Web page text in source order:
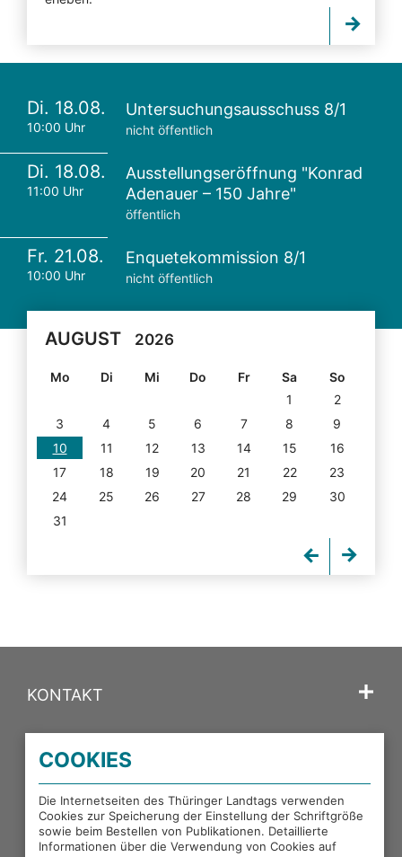
Di. 18.08.
10:00 Uhr
Untersuchungsausschuss 8/1
nicht öffentlich
Di. 18.08.
11:00 Uhr
Ausstellungseröffnung "Konrad
Adenauer – 150 Jahre"
öffentlich
Fr. 21.08.
10:00 Uhr
Enquetekommission 8/1
nicht öffentlich
AUGUST 2026
Mo Di Mi Do Fr Sa
So
1
2
3
4 5 6 7 8
9
10
11 12 13 14 15
16
17
18 19 20 21 22
23
24
25 26 27 28 29
30
31
KONTAKT
PORTALE DES THÜRINGER LANDTAGS
EXTERNE LINKS
COOKIES
Die Internetseiten des Thüringer Landtags verwenden
Cookies zur Speicherung der Einstellung der Schriftgröße
sowie beim Bestellen von Publikationen. Detaillierte
Informationen über die Verwendung von Cookies auf